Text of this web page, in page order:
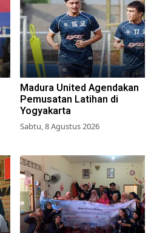
Madura United Agendakan
Pemusatan Latihan di
Yogyakarta
Sabtu, 8 Agustus 2026